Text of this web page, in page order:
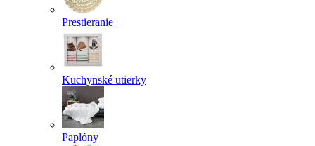
Prestieranie
Kuchynské utierky
Paplóny